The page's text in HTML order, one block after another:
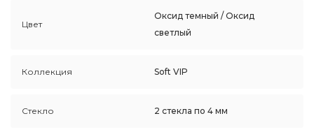
Цвет
Оксид темный / Оксид
светлый
Коллекция Soft VIP
Стекло 2 стекла по 4 мм